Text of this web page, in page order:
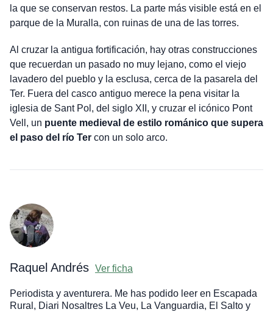
la que se conservan restos. La parte más visible está en el
parque de la Muralla, con ruinas de una de las torres.
Al cruzar la antigua fortificación, hay otras construcciones
que recuerdan un pasado no muy lejano, como el viejo
lavadero del pueblo y la esclusa, cerca de la pasarela del
Ter. Fuera del casco antiguo merece la pena visitar la
iglesia de Sant Pol, del siglo XII, y cruzar el icónico Pont
Vell, un puente medieval de estilo románico que supera
el paso del río Tercon un solo arco.
Raquel Andrés Ver ficha
Periodista y aventurera. Me has podido leer en Escapada
Rural, Diari Nosaltres La Veu, La Vanguardia, El Salto y